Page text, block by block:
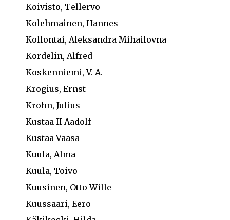
Koivisto, Tellervo
Kolehmainen, Hannes
Kollontai, Aleksandra Mihailovna
Kordelin, Alfred
Koskenniemi, V. A.
Krogius, Ernst
Krohn, Julius
Kustaa II Aadolf
Kustaa Vaasa
Kuula, Alma
Kuula, Toivo
Kuusinen, Otto Wille
Kuussaari, Eero